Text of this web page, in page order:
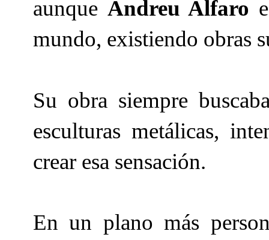
aunque Andreu Alfaro
mundo, existiendo obras
Su obra siempre
esculturas metálicas,
crear esa sensación.
En un plano más